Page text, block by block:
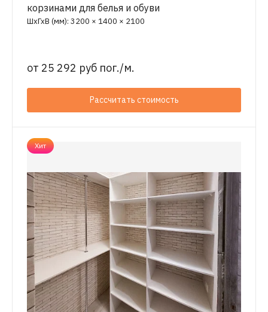
корзинами для белья и обуви
ШхГхВ (мм): 3200 × 1400 × 2100
от 25 292 руб пог./м.
Рассчитать стоимость
Хит